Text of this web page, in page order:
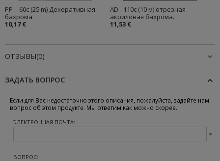
PP – 60c (25 m) Декоративная
бахрома
10,17 €
AD - 110c (10 м) отрезная
акриловая бахрома.
11,53 €
ОТЗЫВЫ(0)
ЗАДАТЬ ВОПРОС
Если для Вас недостаточно этого описания, пожалуйста, задайте нам
вопрос об этом продукте. Мы ответим как можно скорее.
ЭЛЕКТРОННАЯ ПОЧТА:
ВОПРОС: